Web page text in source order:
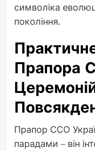
символіка
покоління.
Прапора
Прапор ССО
парадами – він